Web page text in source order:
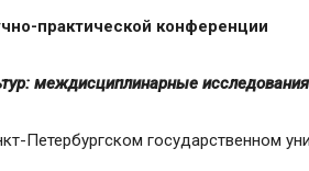
практической конференции
междисциплинарные
Петербургском государственном